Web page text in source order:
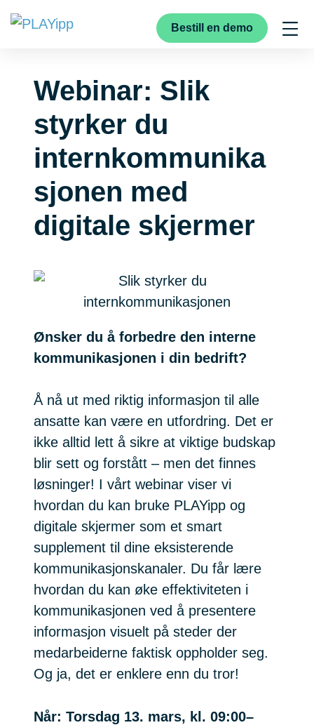
Bestill en demo
Webinar: Slik
styrker du
internkommunika
sjonen med
digitale skjermer
Ønsker du å forbedre den interne
kommunikasjonen i din bedrift?
Å nå ut med riktig informasjon til alle
ansatte kan være en utfordring. Det er
ikke alltid lett å sikre at viktige budskap
blir sett og forstått – men det finnes
løsninger! I vårt webinar viser vi
hvordan du kan bruke PLAYipp og
digitale skjermer som et smart
supplement til dine eksisterende
kommunikasjonskanaler. Du får lære
hvordan du kan øke effektiviteten i
kommunikasjonen ved å presentere
informasjon visuelt på steder der
medarbeiderne faktisk oppholder seg.
Og ja, det er enklere enn du tror!
Når: Torsdag 13. mars, kl. 09:00–